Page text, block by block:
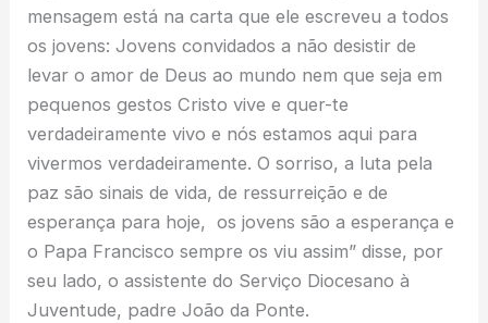
mensagem está na carta que ele escreveu a todos
os jovens: Jovens convidados a não desistir de
levar o amor de Deus ao mundo nem que seja em
pequenos gestos Cristo vive e quer-te
verdadeiramente vivo e nós estamos aqui para
vivermos verdadeiramente. O sorriso, a luta pela
paz são sinais de vida, de ressurreição e de
esperança para hoje, os jovens são a esperança e
o Papa Francisco sempre os viu assim” disse, por
seu lado, o assistente do Serviço Diocesano à
Juventude, padre João da Ponte.